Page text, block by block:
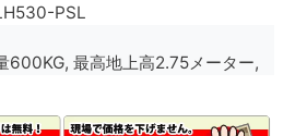
PSL
600KG, 最高地上高2.75メーター,